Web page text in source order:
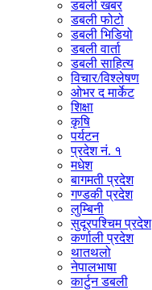
डबली खबर
डबली फोटो
डबली भिडियो
डबली वार्ता
डबली साहित्य
विचार/विश्‍लेषण
ओभर द मार्केट
शिक्षा
कृषि
पर्यटन
प्रदेश नं. १
मधेश
बागमती प्रदेश
गण्डकी प्रदेश
लुम्बिनी
सुदूरपश्चिम प्रदेश
कर्णाली प्रदेश
थातथलो
नेपालभाषा
कार्टुन डबली